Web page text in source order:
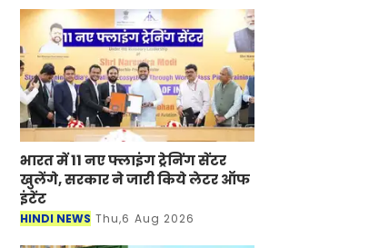
रुपए की र
भारत में 11 नए फ्लाइंग ट्रेनिंग सेंटर
खुलेंगे, सरकार ने जारी किये लेटर ऑफ
इंटेंट
HINDI NEWS Thu,6 Aug 2026